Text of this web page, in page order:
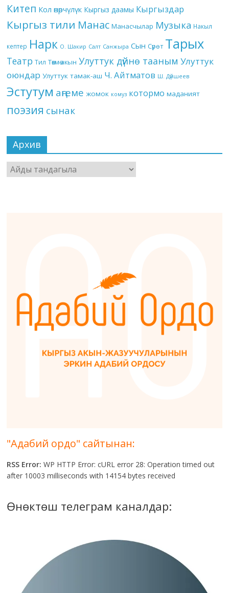
Китеп Кол өнөрчүлүк Кыргыз даамы Кыргыздар
Кыргыз тили Манас Манасчылар Музыка Накыл
кептер Нарк О. Шакир Салт Санжыра Сын Сүрөт Тарых
Театр Тил Төкмө акын Улуттук дүйнө тааным Улуттук
оюндар Улуттук тамак-аш Ч. Айтматов Ш. Дүйшеев
Эстутум аңгеме жомок комуз котормо маданият
поэзия сынак
Архив
Архив
"Адабий ордо" сайтынан:
RSS Error: WP HTTP Error: cURL error 28: Operation timed out
after 10003 milliseconds with 14154 bytes received
Өнөктөш телеграм каналдар: